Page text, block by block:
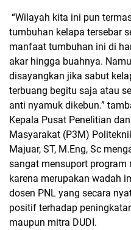
“Wilayah kita ini pun
tumbuhan kelapa tersebar
manfaat tumbuhan ini di
akar hingga buahnya.
disayangkan jika sabut
terbuang begitu saja atau
anti nyamuk dikebun.”
Kepala Pusat Penelitian
Masyarakat (P3M)
Majuar, ST, M.Eng, Sc
sangat mensuport program
karena merupakan wadah
dosen PNL yang secara
positif terhadap
maupun mitra DUDI.